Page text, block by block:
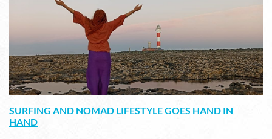
SURFING AND NOMAD LIFESTYLE GOES HAND IN
HAND